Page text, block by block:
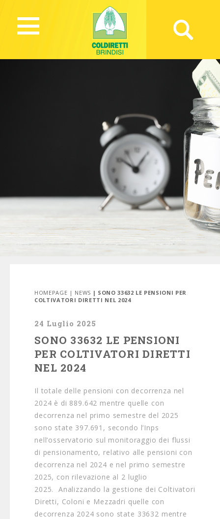
HOMEPAGE | NEWS | SONO 33632 LE PENSIONI PER
COLTIVATORI DIRETTI NEL 2024
24 Luglio 2025
SONO 33632 LE PENSIONI
PER COLTIVATORI DIRETTI
NEL 2024
Il totale delle pensioni con decorrenza nel
2024 è di 889.642 mentre quelle con
decorrenza nel primo semestre del 2025
sono state 397.691, secondo l’Inps
nell’osservatorio sul monitoraggio dei flussi
di pensionamento, relativo alle pensioni con
decorrenza nel 2024 e nel primo semestre
2025, con rilevazione al 2 luglio
2025. Analizzando la gestione dei Coltivatori
Diretti, Coloni e Mezzadri quelle con
decorrenza 2024 sono state 33632 mentre